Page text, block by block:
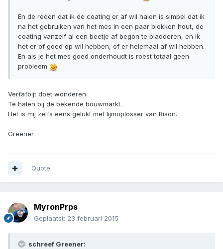
En de reden dat ik de coating er af wil halen is simpel dat ik
na het gebruiken van het mes in een paar blokken hout, de
coating vanzelf al een beetje af begon te bladderen, en ik
het er of goed op wil hebben, of er helemaal af wil hebben.
En als je het mes goed onderhoudt is roest totaal geen
probleem
Verfafbijt doet wonderen.
Te halen bij de bekende bouwmarkt.
Het is mij zelfs eens gelukt met lijmoplosser van Bison.
Greener
Quote
MyronPrps
Geplaatst: 23 februari 2015
schreef Greener: